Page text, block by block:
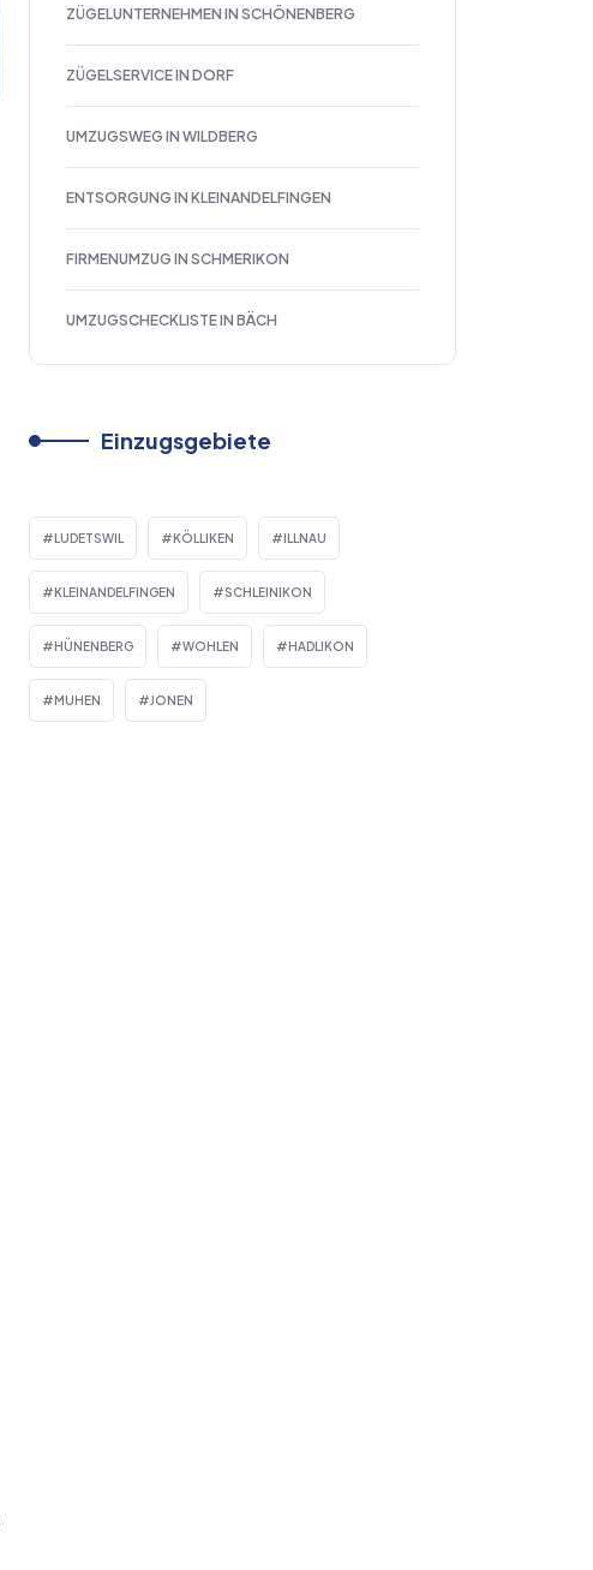
ZÜGELUNTERNEHMEN IN SCHÖNENBERG
ZÜGELSERVICE IN DORF
UMZUGSWEG IN WILDBERG
ENTSORGUNG IN KLEINANDELFINGEN
FIRMENUMZUG IN SCHMERIKON
UMZUGSCHECKLISTE IN BÄCH
Einzugsgebiete
LUDETSWIL KÖLLIKEN ILLNAU
KLEINANDELFINGEN SCHLEINIKON
HÜNENBERG WOHLEN HADLIKON
MUHEN JONEN